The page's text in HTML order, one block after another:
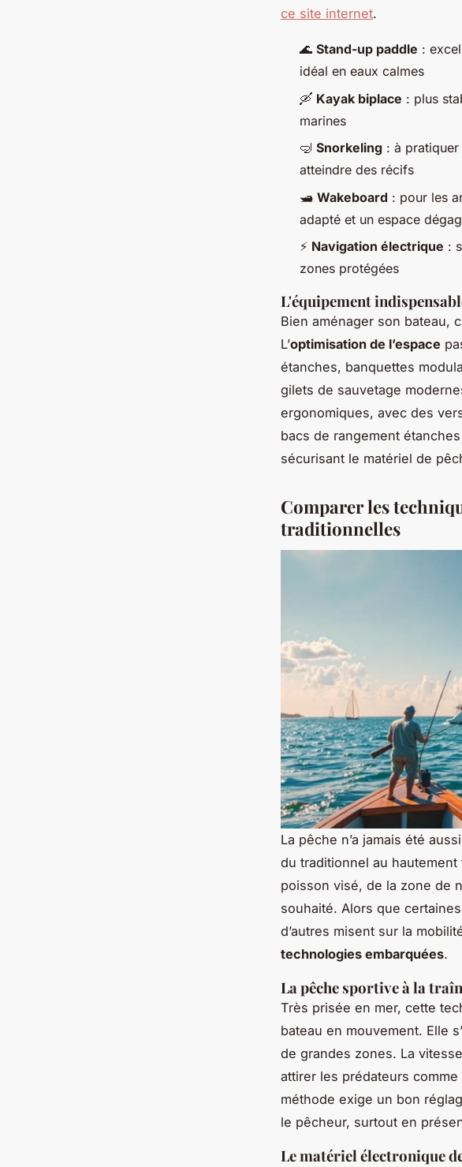
ce site internet.
🌊 Stand-up paddle :
idéal en eaux calmes
🛶 Kayak biplace : plus
marines
🤿 Snorkeling : à
atteindre des récifs
🛥️ Wakeboard : pour les
adapté et un espace
⚡ Navigation électrique :
zones protégées
L'équipement
Bien aménager son bateau,
L’optimisation de l’espace
étanches, banquettes
gilets de sauvetage
ergonomiques, avec des
bacs de rangement
sécurisant le matériel de
Comparer les
traditionnelles
La pêche n’a jamais été
du traditionnel au
poisson visé, de la zone de
souhaité. Alors que
d’autres misent sur la
technologies embarquées.
La pêche sportive à la
Très prisée en mer, cette
bateau en mouvement. Elle
de grandes zones. La
attirer les prédateurs
méthode exige un bon
le pêcheur, surtout en
Le matériel électronique